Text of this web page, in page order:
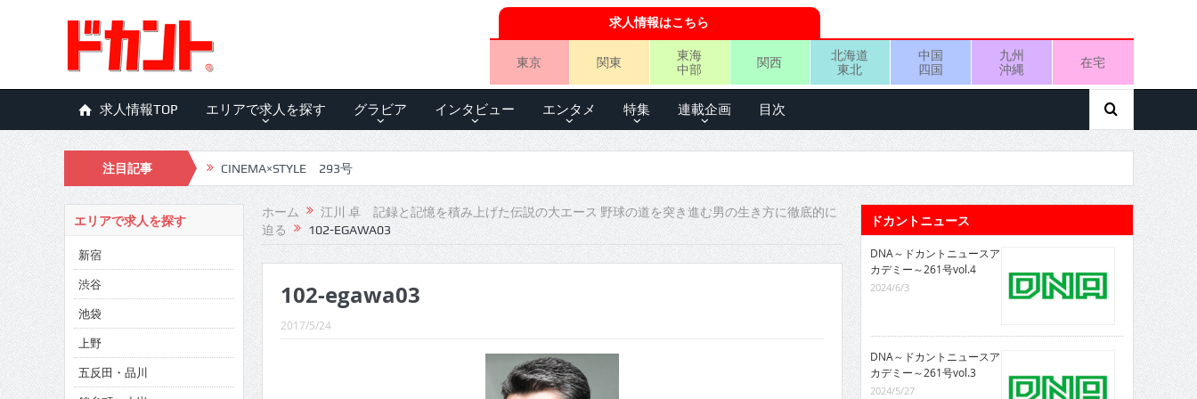
求人情報はこちら
東京 関東
東海
中部
関西
北海道
東北
中国
四国
九州
沖縄
在宅
求人情報TOP エリアで求人を探す グラビア インタビュー エンタメ 特集 連載企画 目次
注目記事 CINEMA×STYLE 293号
CINEMA×STYLE 292号
CINEMA×STYLE 291号
CINEMA×STYLE 290号
CINEMA×STYLE 289号
CINEMA×STYLE 288号
ホーム
江川 卓 記録と記憶を積み上げた伝説の大エース 野球の道を突き進む男の生き方に徹底的に
迫る
102-EGAWA03
102-egawa03
2017/5/24
エリアで求人を探す
新宿
渋谷
池袋
上野
五反田・品川
ドカントニュース
DNA～ドカントニュースア
カデミー～261号vol.4
2024/6/3
DNA～ドカントニュースア
カデミー～261号vol.3
2024/5/27